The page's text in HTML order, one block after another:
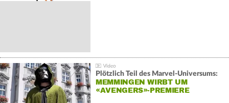
Plötzlich Teil des Marvel-Universums:
MEMMINGEN WIRBT UM
«AVENGERS»-PREMIERE